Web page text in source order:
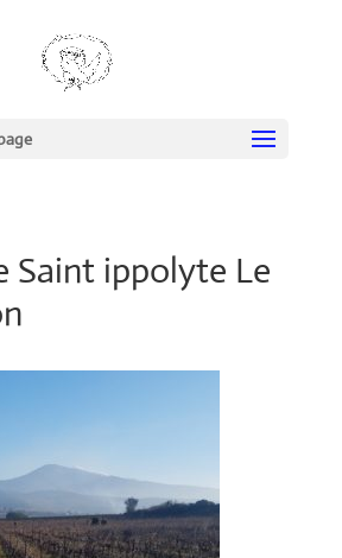
Saint ippolyte Le